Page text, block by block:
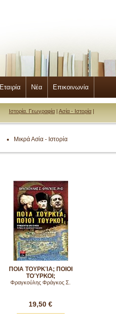
Εταιρία Νέα Επικοινωνία
Ιστορία. Γεωγραφία | Ασία - Ιστορία |
Μικρά Ασία - Ιστορία
ΠΟΙΑ ΤΟΥΡΚΊΑ; ΠΟΙΟΙ
ΤΟΎΡΚΟΙ;
Φραγκούλης Φράγκος Σ.
19,50 €